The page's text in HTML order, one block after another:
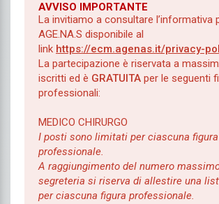
AVVISO IMPORTANTE
La invitiamo a consultare l’informativa
AGE.NA.S disponibile al
link https://ecm.agenas.it/privacy-
La partecipazione è riservata a
iscritti ed è GRATUITA per le seguenti
professionali:
MEDICO CHIRURGO
I posti sono limitati per ciascuna figura
professionale.
A raggiungimento del numero
segreteria si riserva di allestire una
per ciascuna figura professionale.